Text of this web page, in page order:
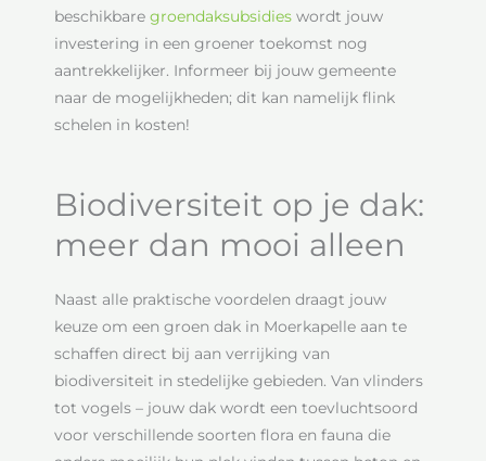
beschikbare groendaksubsidies wordt jouw
investering in een groener toekomst nog
aantrekkelijker. Informeer bij jouw gemeente
naar de mogelijkheden; dit kan namelijk flink
schelen in kosten!
Biodiversiteit op je dak:
meer dan mooi alleen
Naast alle praktische voordelen draagt jouw
keuze om een groen dak in Moerkapelle aan te
schaffen direct bij aan verrijking van
biodiversiteit in stedelijke gebieden. Van vlinders
tot vogels – jouw dak wordt een toevluchtsoord
voor verschillende soorten flora en fauna die